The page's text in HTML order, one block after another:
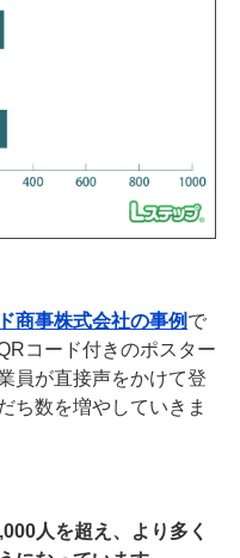
商事株式会社の事例 で
コード付きのポスター
員が直接声をかけて登
ち数を増やしていきま
人を超え、より多く